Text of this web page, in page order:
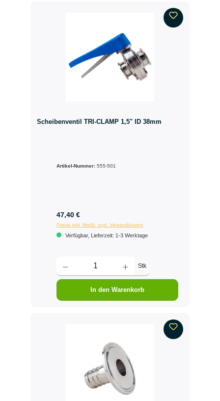
Scheibenventil TRI-CLAMP 1,5" ID 38mm
Artikel-Nummer: 555-501
47,40 €
Preise inkl. MwSt. zzgl. Versandkosten
Verfügbar, Lieferzeit: 1-3 Werktage
Stk
In den Warenkorb